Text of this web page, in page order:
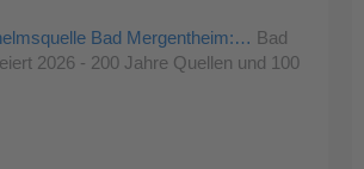
Bad Mergentheim:… Bad
2026 - 200 Jahre Quellen und 100